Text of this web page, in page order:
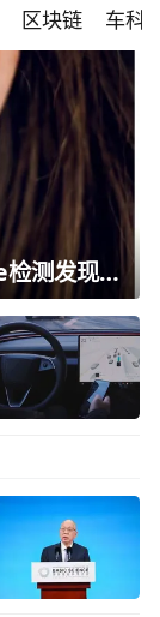
区块链 车科
81款主流耳机全军覆没：ToxFree检测发现均含对人体有害化学物质